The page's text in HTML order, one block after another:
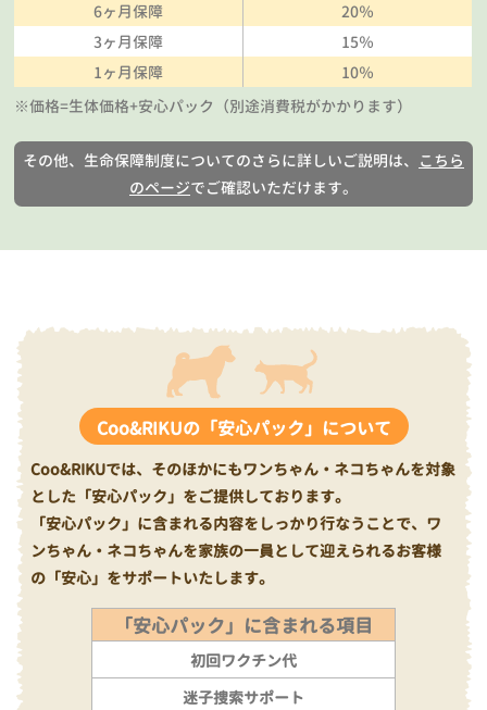
6ヶ月保障
20％
3ヶ月保障
15％
1ヶ月保障
10％
※価格=生体価格+安心パック（別途消費税がかかります）
その他、生命保障制度についてのさらに詳しいご説明は、 こちら
のページでご確認いただけます。
Coo&RIKUの「安心パック」について
Coo&RIKUでは、そのほかにもワンちゃん・ネコちゃんを対象
とした「安心パック」をご提供しております。
「安心パック」に含まれる内容をしっかり行なうことで、ワ
ンちゃん・ネコちゃんを家族の一員として迎えられるお客様
の「安心」をサポートいたします。
「安心パック」に含まれる項目
初回ワクチン代
迷子捜索サポート